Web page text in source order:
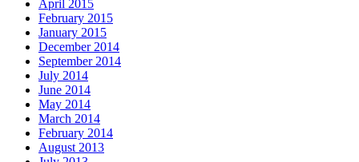
April 2015
February 2015
January 2015
December 2014
September 2014
July 2014
June 2014
May 2014
March 2014
February 2014
August 2013